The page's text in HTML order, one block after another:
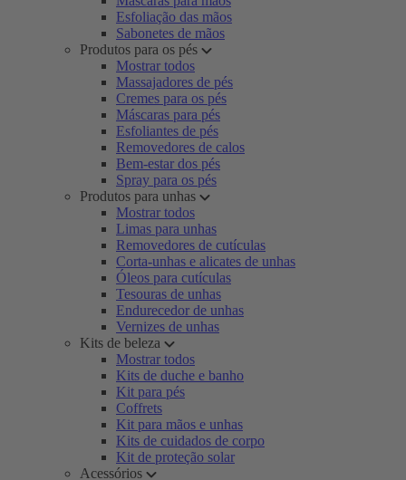
Esfoliação das mãos
Sabonetes de mãos
Produtos para os pés
Mostrar todos
Massajadores de pés
Cremes para os pés
Máscaras para pés
Esfoliantes de pés
Removedores de calos
Bem-estar dos pés
Spray para os pés
Produtos para unhas
Mostrar todos
Limas para unhas
Removedores de cutículas
Corta-unhas e alicates de unhas
Óleos para cutículas
Tesouras de unhas
Endurecedor de unhas
Vernizes de unhas
Kits de beleza
Mostrar todos
Kits de duche e banho
Kit para pés
Coffrets
Kit para mãos e unhas
Kits de cuidados de corpo
Kit de proteção solar
Acessórios